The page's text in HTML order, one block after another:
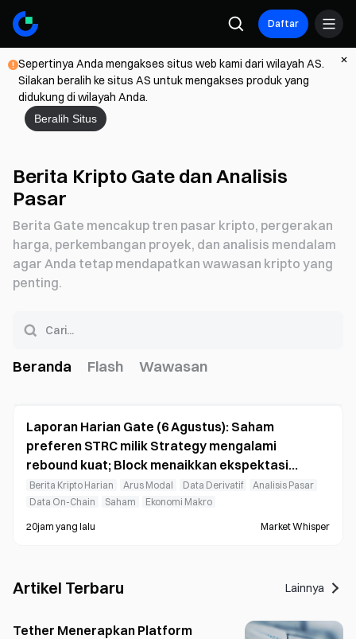
Daftar
Sepertinya Anda mengakses situs web kami dari wilayah AS.
Silakan beralih ke situs AS untuk mengakses produk yang
didukung di wilayah Anda.
Beralih Situs
Berita Kripto Gate dan Analisis
Pasar
Berita Gate mencakup tren pasar kripto, pergerakan
harga, perkembangan proyek, dan analisis mendalam
agar Anda tetap mendapatkan wawasan kripto yang
penting.
Beranda Flash Wawasan
Laporan Harian Gate (6 Agustus): Saham
preferen STRC milik Strategy mengalami
rebound kuat; Block menaikkan ekspektasi
kinerjanya untuk tahun penuh 2026
Berita Kripto Harian Arus Modal Data Derivatif
Analisis Pasar
Data On-Chain
Saham Ekonomi Makro
20jam yang lalu Market Whisper
Artikel Terbaru Lainnya
Tether Menerapkan Platform